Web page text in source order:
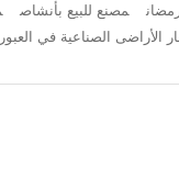
مصنع للبيع بأنشاص
الأراضى الصناعية في العبور